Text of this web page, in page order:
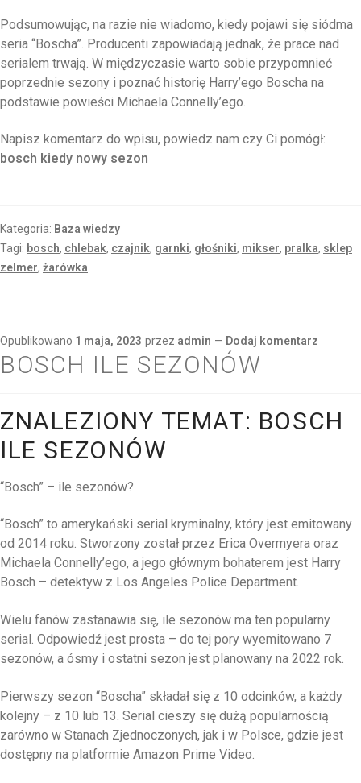
Podsumowując, na razie nie wiadomo, kiedy pojawi się siódma
seria “Boscha”. Producenti zapowiadają jednak, że prace nad
serialem trwają. W międzyczasie warto sobie przypomnieć
poprzednie sezony i poznać historię Harry’ego Boscha na
podstawie powieści Michaela Connelly’ego.
Napisz komentarz do wpisu, powiedz nam czy Ci pomógł:
bosch kiedy nowy sezon
Kategoria: Baza wiedzy
Tagi: bosch, chlebak, czajnik, garnki, głośniki, mikser, pralka, sklep
zelmer, żarówka
Opublikowano 1 maja, 2023 przez admin — Dodaj komentarz
BOSCH ILE SEZONÓW
ZNALEZIONY TEMAT: BOSCH
ILE SEZONÓW
“Bosch” – ile sezonów?
“Bosch” to amerykański serial kryminalny, który jest emitowany
od 2014 roku. Stworzony został przez Erica Overmyera oraz
Michaela Connelly’ego, a jego głównym bohaterem jest Harry
Bosch – detektyw z Los Angeles Police Department.
Wielu fanów zastanawia się, ile sezonów ma ten popularny
serial. Odpowiedź jest prosta – do tej pory wyemitowano 7
sezonów, a ósmy i ostatni sezon jest planowany na 2022 rok.
Pierwszy sezon “Boscha” składał się z 10 odcinków, a każdy
kolejny – z 10 lub 13. Serial cieszy się dużą popularnością
zarówno w Stanach Zjednoczonych, jak i w Polsce, gdzie jest
dostępny na platformie Amazon Prime Video.